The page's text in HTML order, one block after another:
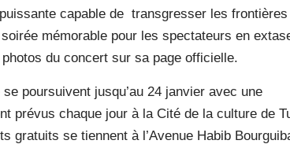
capable de transgresser les frontières
mémorable pour les spectateurs en
du concert sur sa page officielle.
poursuivent jusqu’au 24 janvier avec une
prévus chaque jour à la Cité de la culture de
gratuits se tiennent à l’Avenue Habib